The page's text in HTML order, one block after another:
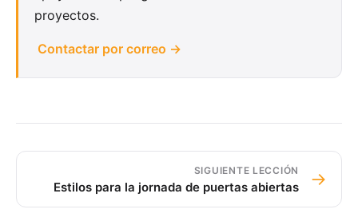
proyectos.
Contactar por correo →
SIGUIENTE LECCIÓN
Estilos para la jornada de puertas abiertas →